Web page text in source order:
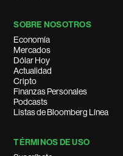
SOBRE NOSOTROS
Economía
Mercados
Dólar Hoy
Actualidad
Cripto
Finanzas Personales
Podcasts
Listas de Bloomberg Línea
TÉRMINOS DE USO